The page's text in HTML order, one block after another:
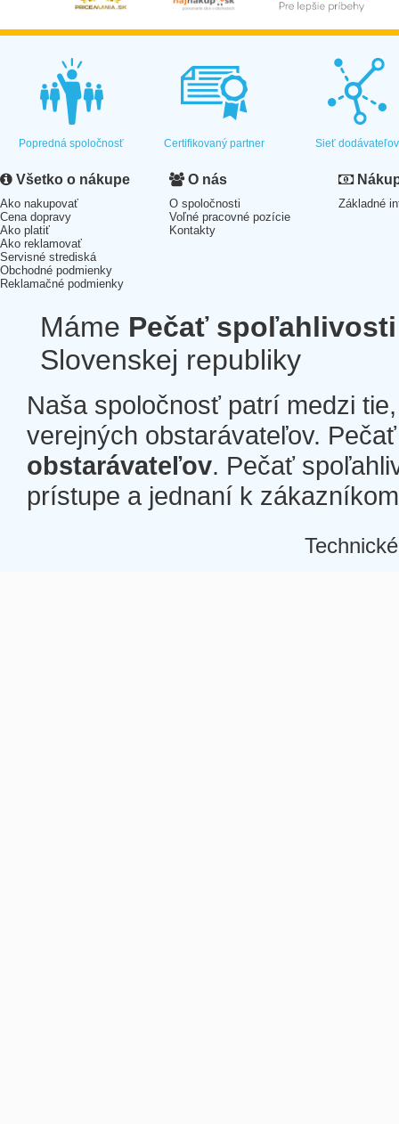
Popredná spoločnosť Certifikovaný partner Sieť dodávateľov
Všetko o nákupe
Ako nakupovať
Cena dopravy
Ako platiť
Ako reklamovať
Servisné strediská
Obchodné podmienky
Reklamačné podmienky
O nás
O spoločnosti
Voľné pracovné pozície
Kontakty
Základné
Máme Pečať spoľahlivosti
Slovenskej republiky
Naša spoločnosť patrí medzi
verejných obstarávateľov.
obstarávateľov. Pečať
prístupe a jednaní k